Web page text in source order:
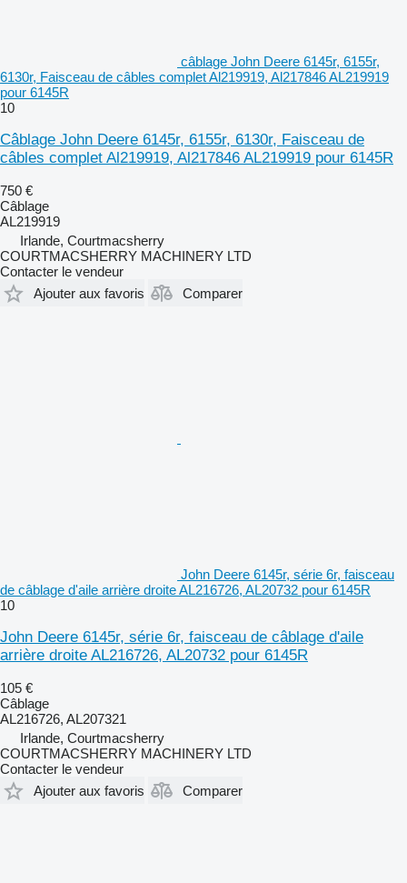
câblage John Deere 6145r, 6155r,
6130r, Faisceau de câbles complet Al219919, Al217846 AL219919
pour 6145R
10
Câblage John Deere 6145r, 6155r, 6130r, Faisceau de
câbles complet Al219919, Al217846 AL219919 pour 6145R
750 €
Câblage
AL219919
Irlande, Courtmacsherry
COURTMACSHERRY MACHINERY LTD
Contacter le vendeur
Ajouter aux favoris
Comparer
John Deere 6145r, série 6r, faisceau
de câblage d'aile arrière droite AL216726, AL20732 pour 6145R
10
John Deere 6145r, série 6r, faisceau de câblage d'aile
arrière droite AL216726, AL20732 pour 6145R
105 €
Câblage
AL216726, AL207321
Irlande, Courtmacsherry
COURTMACSHERRY MACHINERY LTD
Contacter le vendeur
Ajouter aux favoris
Comparer